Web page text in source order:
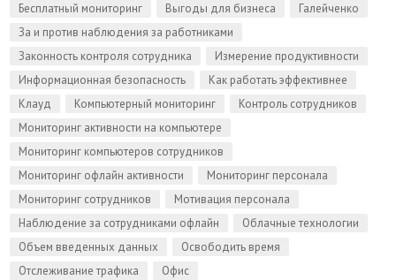
Бесплатный мониторинг
Выгоды для бизнеса
Галейченко
За и против наблюдения за работниками
Законность контроля сотрудника
Измерение продуктивности
Информационная безопасность
Как работать эффективнее
Клауд
Компьютерный мониторинг
Контроль сотрудников
Мониторинг активности на компьютере
Мониторинг компьютеров сотрудников
Мониторинг офлайн активности
Мониторинг персонала
Мониторинг сотрудников
Мотивация персонала
Наблюдение за сотрудниками офлайн
Облачные технологии
Объем введенных данных
Освободить время
Отслеживание трафика
Офис